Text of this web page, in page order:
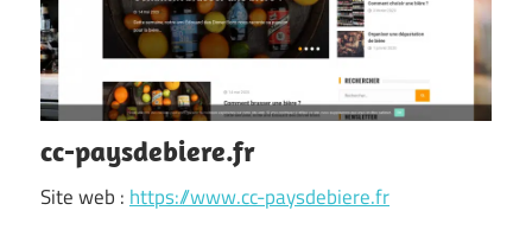
cc-paysdebiere.fr
Site web : https://www.cc-paysdebiere.fr